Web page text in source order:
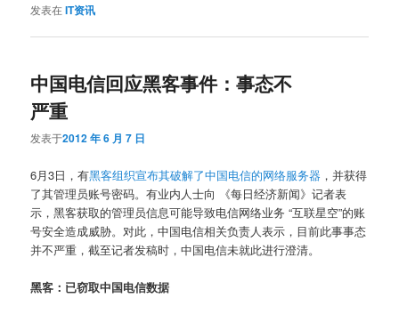
发表在IT资讯
中国电信回应黑客事件：事态不
严重
发表于2012 年 6 月 7 日
6月3日，有黑客组织宣布其破解了中国电信的网络服务器 ，并获得
了其管理员账号密码。有业内人士向 《每日经济新闻》记者表
示，黑客获取的管理员信息可能导致电信网络业务 “互联星空”的账
号安全造成威胁。对此，中国电信相关负责人表示，目前此事事态
并不严重，截至记者发稿时，中国电信未就此进行澄清。
黑客：已窃取中国电信数据